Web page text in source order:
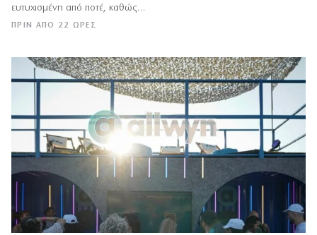
ΠΡΙΝ ΑΠΌ 22 ΏΡΕΣ
ευτυχισμένη από ποτέ, καθώς…